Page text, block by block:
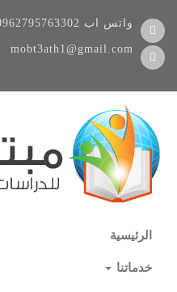
واتس اب
mobt3ath1@gmail.com
الرئيسية
خدماتنا